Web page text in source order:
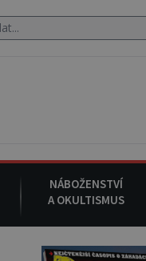
původu. 7.
NÁBOŽENSTVÍ
A OKULTISMUS